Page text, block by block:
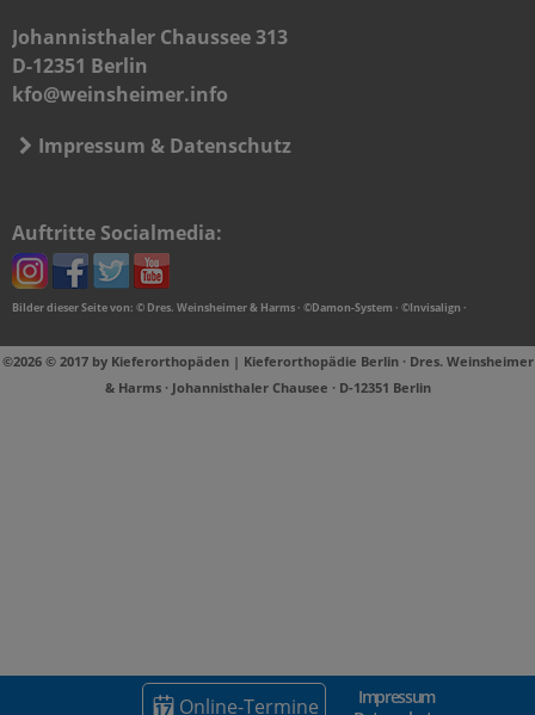
Online-Termine
Impressum
Johannisthaler Chaussee 313
D-12351 Berlin
kfo@weinsheimer.info
Impressum & Datenschutz
Auftritte Socialmedia:
Bilder dieser Seite von: © Dres. Weinsheimer & Harms · ©Damon-System · ©Invisalign ·
©2026 © 2017 by Kieferorthopäden | Kieferorthopädie Berlin · Dres. Weinsheimer
& Harms · Johannisthaler Chausee · D-12351 Berlin